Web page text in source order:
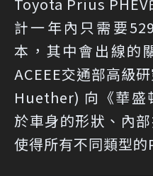
Toyota Prius PHEV
計一年內只需要
本，其中會出線的
ACEEE交通部高級
Huether) 向《華盛
於車身的形狀、內
使得所有不同類型